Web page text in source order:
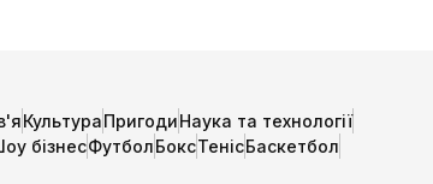
КультураПригодиНаука та технології
бізнесФутболБоксТенісБаскетбол